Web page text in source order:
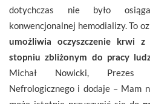
dotychczas nie było
konwencjonalnej hemodializy. To
umożliwia oczyszczenie krwi
stopniu zbliżonym do pracy
Michał Nowicki, Prezes
Nefrologicznego i dodaje – Mam